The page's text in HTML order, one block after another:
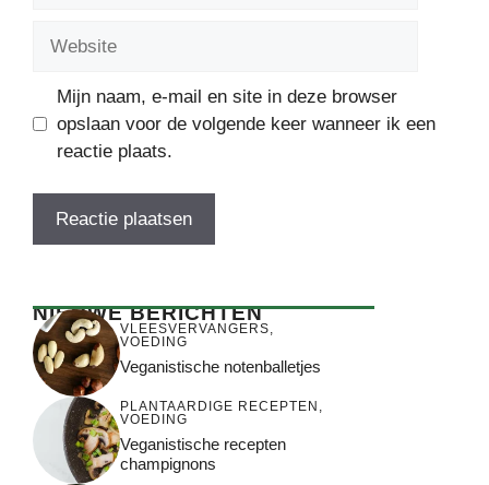
Mijn naam, e-mail en site in deze browser
opslaan voor de volgende keer wanneer ik een
reactie plaats.
NIEUWE BERICHTEN
VLEESVERVANGERS,
VOEDING
Veganistische notenballetjes
PLANTAARDIGE RECEPTEN ,
VOEDING
Veganistische recepten
champignons